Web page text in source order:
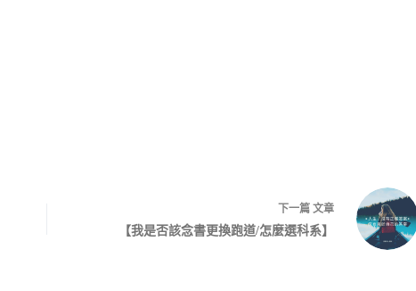
下一篇 文章
【我是否該念書更換跑道/怎麼選科系】